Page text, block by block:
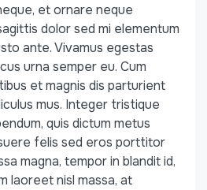
et ornare neque
dolor sed mi elementum
ante. Vivamus egestas
urna semper eu. Cum
et magnis dis parturient
mus. Integer tristique
quis dictum metus
felis sed eros porttitor
magna, tempor in blandit id,
laoreet nisl massa, at